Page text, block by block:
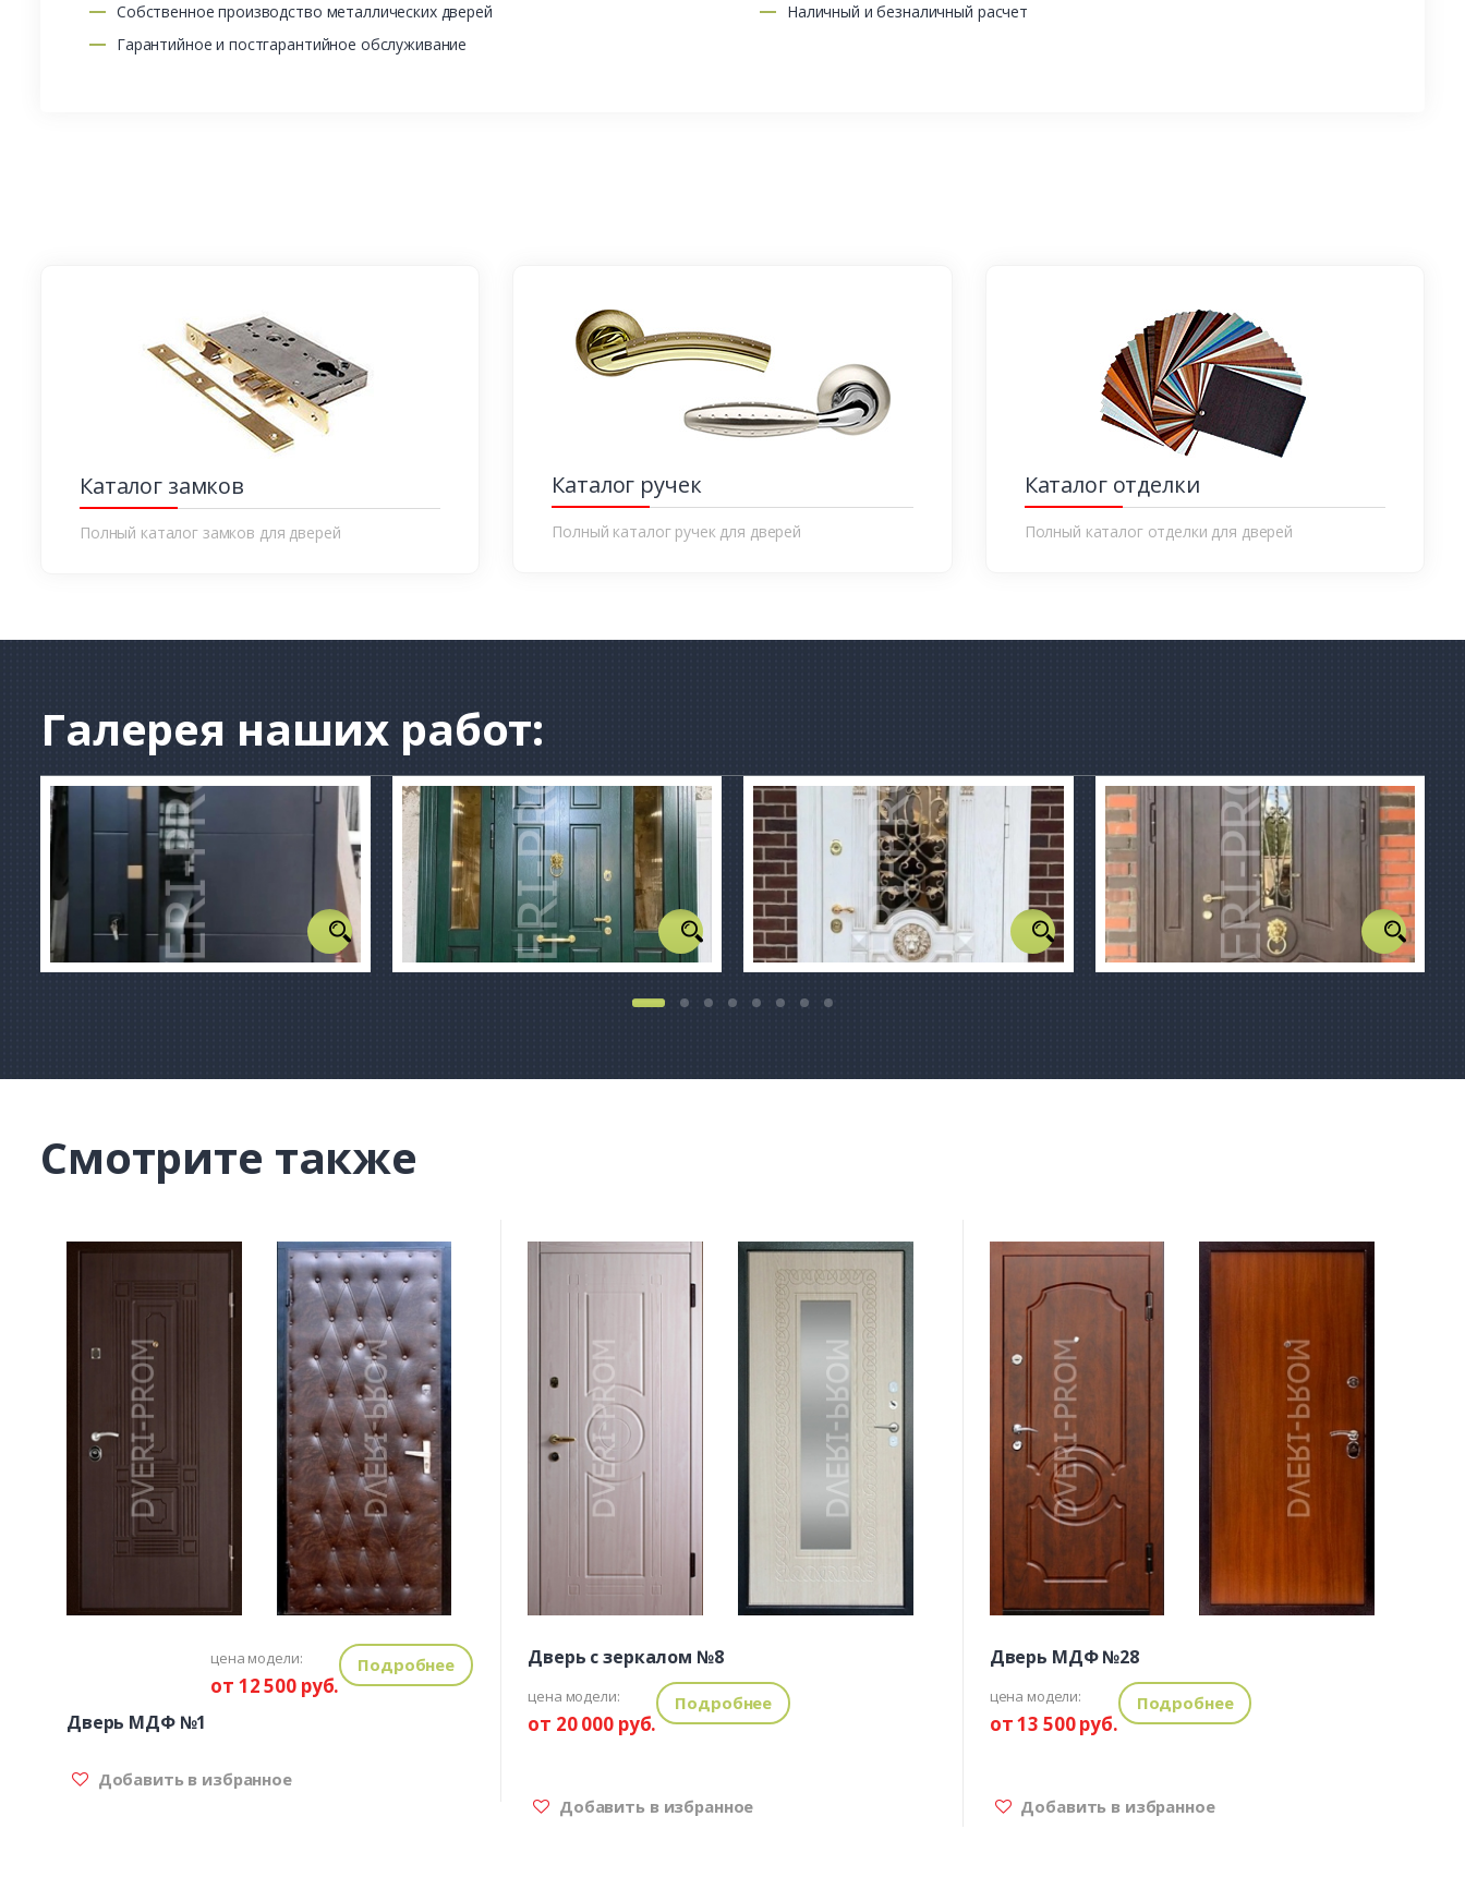
Собственное производство металлических дверей
Гарантийное и постгарантийное обслуживание
Наличный и безналичный расчет
Каталог замков
Полный каталог замков для дверей
Каталог ручек
Полный каталог ручек для дверей
Каталог отделки
Полный каталог отделки для дверей
Галерея наших работ:
Смотрите также
Дверь МДФ №1
цена модели:
от 12 500 руб.
Подробнее
Добавить в избранное
Дверь с зеркалом №8
цена модели:
от 20 000 руб.
Подробнее
Добавить в избранное
Дверь МДФ №28
цена модели:
от 13 500 руб.
Подробнее
Добавить в избранное